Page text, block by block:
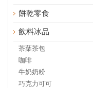
餅乾零食
飲料冰品
茶葉茶包
咖啡
牛奶奶粉
巧克力可可